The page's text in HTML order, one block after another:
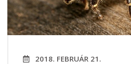
2018. FEBRUÁR 21.